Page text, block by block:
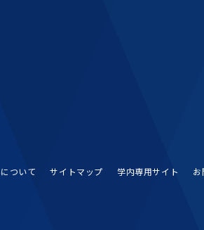
ついて サイトマップ 学内専用サイト
お